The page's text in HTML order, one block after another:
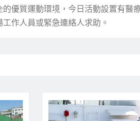
優質運動環境，今日活動設置有醫
作人員或緊急連絡人求助。